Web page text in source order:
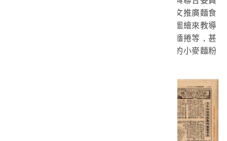
會（簡稱農復會）的刊物《豐年》，也陸續撰文推廣麵食
的好處，例如鼓吹麵粉的營養好處，甚至透過圖繪來教導
農村婦女在家製作麵點，如饅頭、蔥油餅、蒸麵捲等，甚
至在八七水災過後成立試食會，利用救濟災民的小麥麵粉